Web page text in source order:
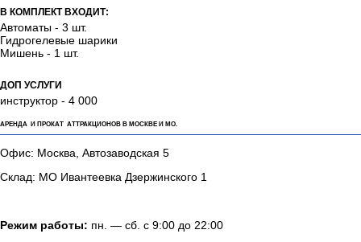
В КОМПЛЕКТ ВХОДИТ:
Автоматы - 3 шт.
Гидрогелевые шарики
Мишень - 1 шт.
ДОП УСЛУГИ
инструктор - 4 000
АРЕНДА И ПРОКАТ АТТРАКЦИОНОВ В МОСКВЕ И МО.
Офис: Москва, Автозаводская 5
Склад: МО Ивантеевка Дзержинского 1
Режим работы: пн. — сб. с 9:00 до 22:00